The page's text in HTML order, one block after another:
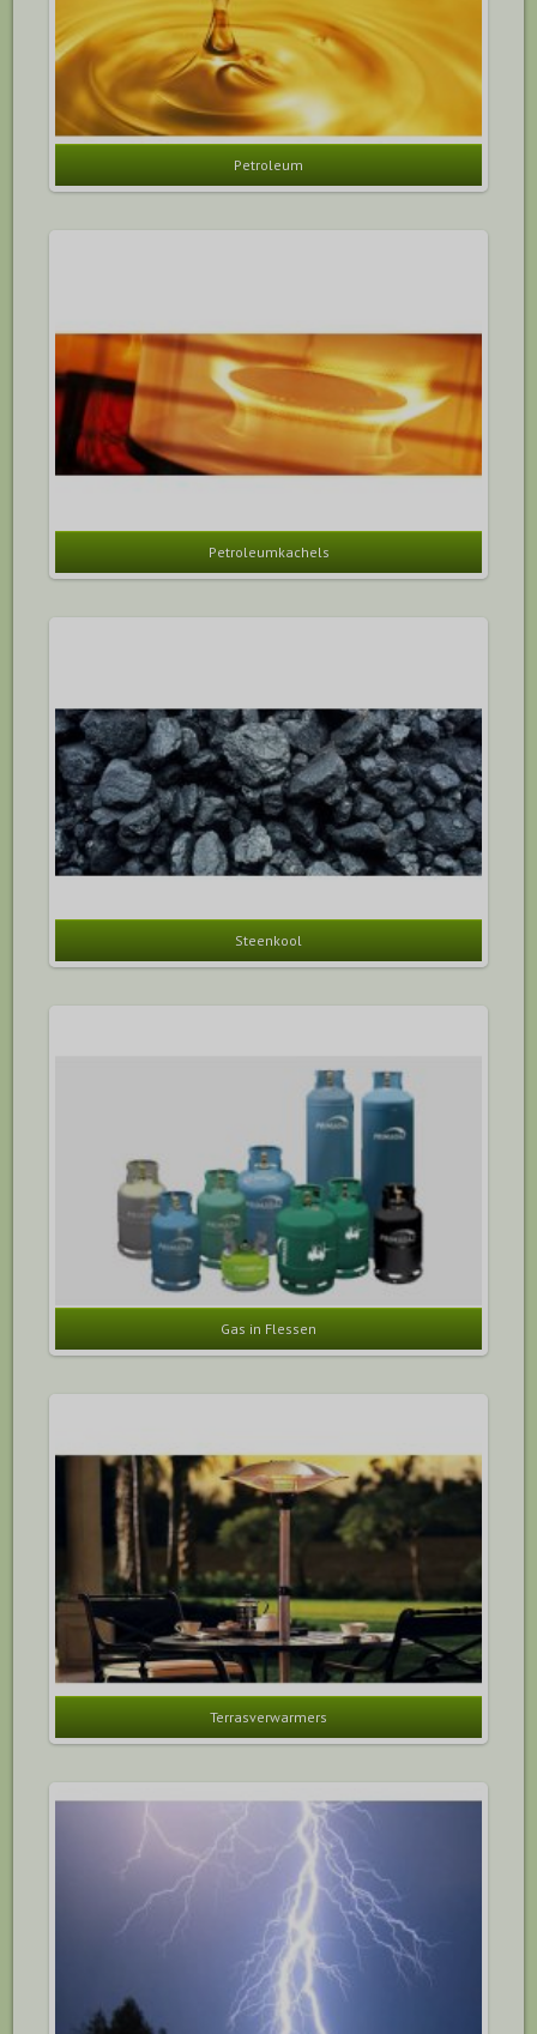
Petroleum
Petroleumkachels
Steenkool
Gas in Flessen
Terrasverwarmers